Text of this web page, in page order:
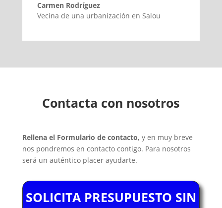
Carmen Rodríguez
Vecina de una urbanización en Salou
Contacta con nosotros
Rellena el Formulario de contacto, y en muy breve
nos pondremos en contacto contigo. Para nosotros
será un auténtico placer ayudarte.
SOLICITA PRESUPUESTO SIN